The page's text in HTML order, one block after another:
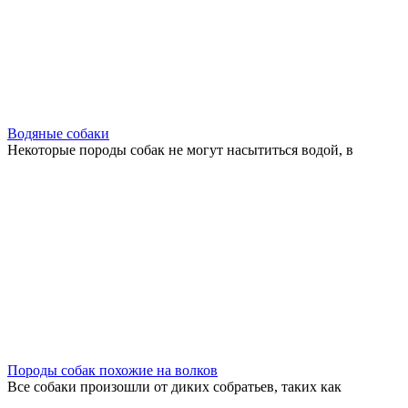
Водяные собаки
Некоторые породы собак не могут насытиться водой, в
Породы собак похожие на волков
Все собаки произошли от диких собратьев, таких как